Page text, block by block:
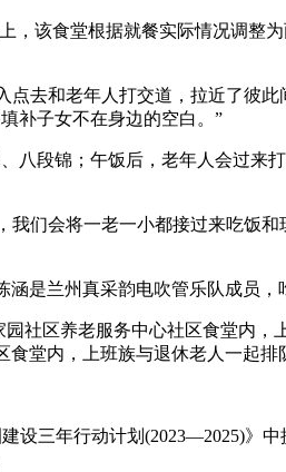
该食堂根据就餐实际情况调整
去和老年人打交道，拉近了彼
补子女不在身边的空白。”
段锦；午饭后，老年人会过来
会将一老一小都接过来吃饭和
兰州真采韵电吹管乐队成员，
堂内，上班族与退休老人一起排
三年行动计划(2023—2025)》